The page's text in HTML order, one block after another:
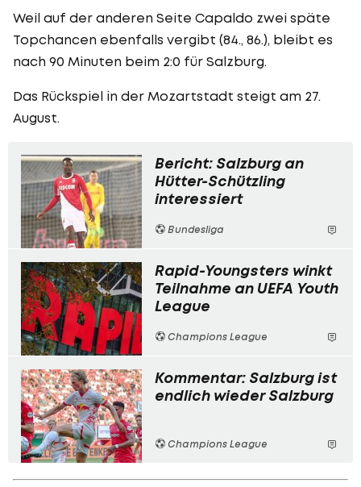
Weil auf der anderen Seite Capaldo zwei späte
Topchancen ebenfalls vergibt (84., 86.), bleibt es
nach 90 Minuten beim 2:0 für Salzburg.
Das Rückspiel in der Mozartstadt steigt am 27.
August.
Bericht: Salzburg an
Hütter-Schützling
interessiert
Bundesliga
Rapid-Youngsters winkt
Teilnahme an UEFA Youth
League
Champions League
Kommentar: Salzburg ist
endlich wieder Salzburg
Champions League